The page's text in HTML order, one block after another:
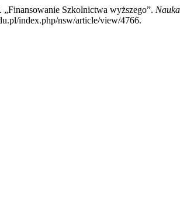
„Finansowanie Szkolnictwa wyższego”.
index.php/nsw/article/view/4766.